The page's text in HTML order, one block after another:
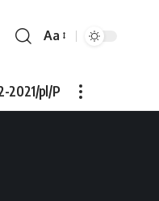
Font
Aa
2021/pl/P